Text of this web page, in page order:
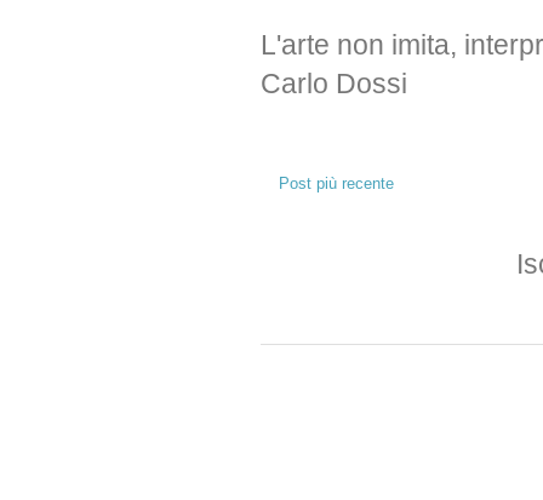
L'arte non imita,
Carlo Dossi
Post più recente